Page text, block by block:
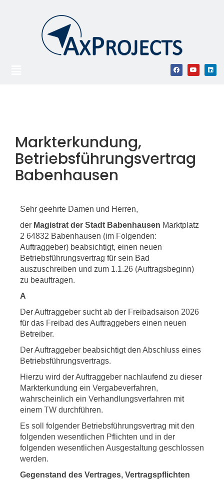
Markterkundung,
Betriebsführungsvertrag
Babenhausen
Sehr geehrte Damen und Herren,
der Magistrat der Stadt Babenhausen Marktplatz
2 64832 Babenhausen (im Folgenden:
Auftraggeber) beabsichtigt, einen neuen
Betriebsführungsvertrag für sein Bad
auszuschreiben und zum 1.1.26 (Auftragsbeginn)
zu beauftragen.
A
Der Auftraggeber sucht ab der Freibadsaison 2026
für das Freibad des Auftraggebers einen neuen
Betreiber.
Der Auftraggeber beabsichtigt den Abschluss eines
Betriebsführungsvertrags.
Hierzu wird der Auftraggeber nachlaufend zu dieser
Markterkundung ein Vergabeverfahren,
wahrscheinlich ein Verhandlungsverfahren mit
einem TW durchführen.
Es soll folgender Betriebsführungsvertrag mit den
folgenden wesentlichen Pflichten und in der
folgenden wesentlichen Ausgestaltung geschlossen
werden.
Gegenstand des Vertrages, Vertragspflichten